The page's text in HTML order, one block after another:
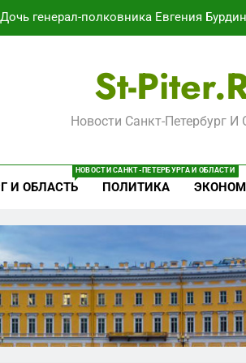
Дочь генерал-полковника Евгения
Путёвки
Минпромторг потребовал данные о
В Воронеже
Путёвки
St-
Новости Санкт-Петербург И
И ОБЛАСТЬ
НОВОСТИ САНКТ-ПЕТЕРБУРГА И ОБЛАСТИ
ПОЛИТИКА